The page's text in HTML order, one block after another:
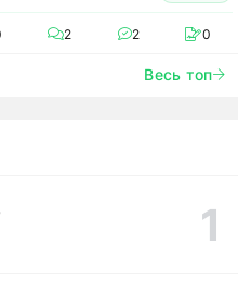
2 2 0
Весь топ